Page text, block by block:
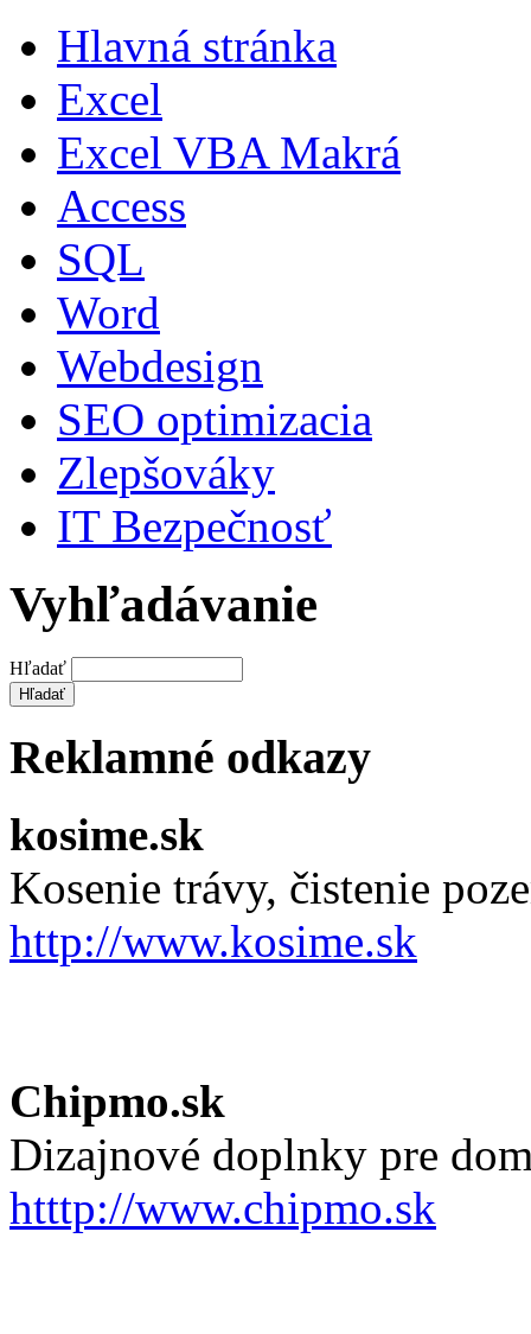
Hlavná stránka
Excel
Excel VBA Makrá
Access
SQL
Word
Webdesign
SEO optimizacia
Zlepšováky
IT Bezpečnosť
Vyhľadávanie
Hľadať
Reklamné odkazy
kosime.sk
Kosenie trávy, čistenie
http://www.kosime.sk
Chipmo.sk
Dizajnové doplnky pre
htttp://www.chipmo.sk